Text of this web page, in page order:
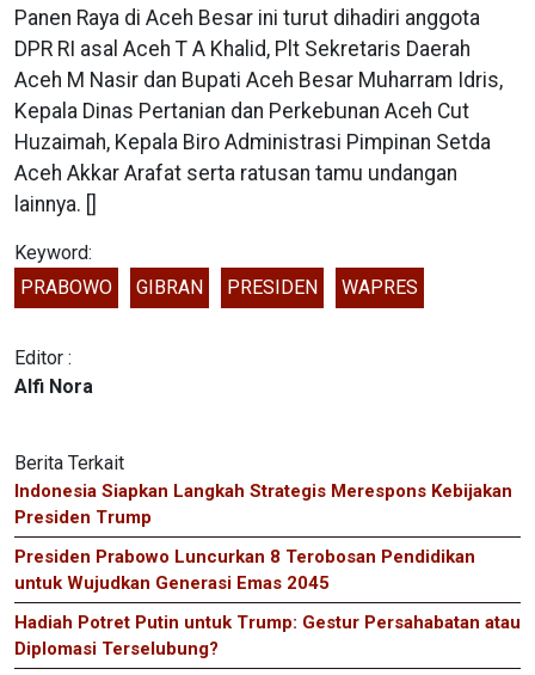
Panen Raya di Aceh Besar ini turut dihadiri anggota
DPR RI asal Aceh T A Khalid, Plt Sekretaris Daerah
Aceh M Nasir dan Bupati Aceh Besar Muharram Idris,
Kepala Dinas Pertanian dan Perkebunan Aceh Cut
Huzaimah, Kepala Biro Administrasi Pimpinan Setda
Aceh Akkar Arafat serta ratusan tamu undangan
lainnya. []
Keyword:
PRABOWO
GIBRAN PRESIDEN WAPRES
Editor :
Alfi Nora
Berita Terkait
Indonesia Siapkan Langkah Strategis Merespons Kebijakan
Presiden Trump
Presiden Prabowo Luncurkan 8 Terobosan Pendidikan
untuk Wujudkan Generasi Emas 2045
Hadiah Potret Putin untuk Trump: Gestur Persahabatan atau
Diplomasi Terselubung?